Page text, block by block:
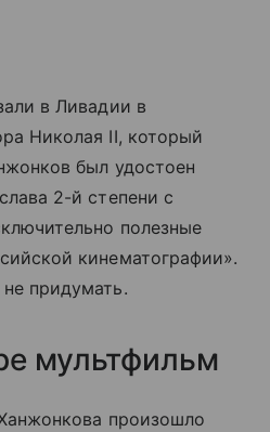
в Ливадии в
Николая II, который
был удостоен
2-й степени с
полезные
кинематографии».
придумать.
мультфильм
произошло